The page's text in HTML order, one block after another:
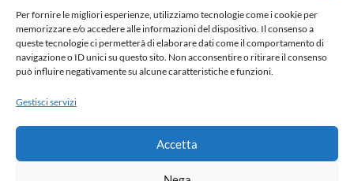
Per fornire le migliori esperienze, utilizziamo tecnologie come i cookie per
memorizzare e/o accedere alle informazioni del dispositivo. Il consenso a
queste tecnologie ci permetterà di elaborare dati come il comportamento di
navigazione o ID unici su questo sito. Non acconsentire o ritirare il consenso
può influire negativamente su alcune caratteristiche e funzioni.
Gestisci servizi
Accetta
Leggi di più
Paginazione
degli
articoli
Chi siamo e Contatti